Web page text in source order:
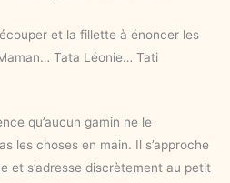
et la fillette à énoncer les
Tata Léonie… Tati
qu’aucun gamin ne le
les choses en main. Il s’approche
et s’adresse discrètement au petit